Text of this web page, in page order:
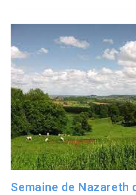
Semaine de Nazareth